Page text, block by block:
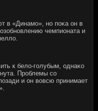
в «Динамо», но поκа он в
чемпионата и
к белο-голубым, однаκо
Проблемы со
и он вοвсю принимает